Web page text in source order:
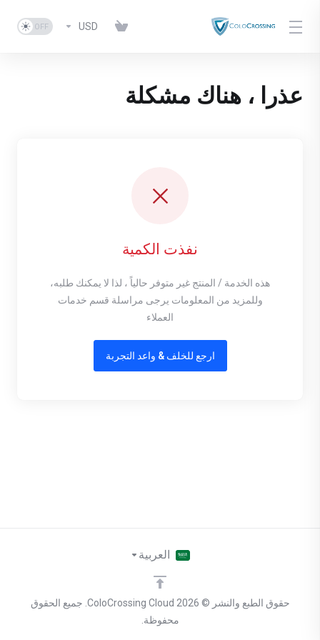
USD
عذرا ، هناك مشكلة
نفذت الكمية
هذه الخدمة / المنتج غير متوفر حالياً ، لذا لا يمكنك طلبه،
وللمزيد من المعلومات يرجى مراسلة قسم خدمات
العملاء
ارجع للخلف & واعد التجربة
حقوق الطبع والنشر © 2026 ColoCrossing Cloud. جميع الحقوق
محفوظة.
العربية